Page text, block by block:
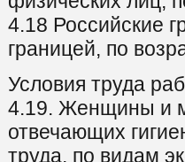
4.18 Российские
границей, по
Условия труда
4.19. Женщины и
отвечающих
труда, по видам